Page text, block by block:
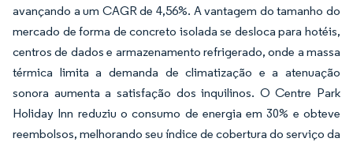
avançando a um CAGR de 4,56%. A vantagem do tamanho do
mercado de forma de concreto isolada se desloca para hotéis,
centros de dados e armazenamento refrigerado, onde a massa
térmica limita a demanda de climatização e a atenuação
sonora aumenta a satisfação dos inquilinos. O Centre Park
Holiday Inn reduziu o consumo de energia em 30% e obteve
reembolsos, melhorando seu índice de cobertura do serviço da